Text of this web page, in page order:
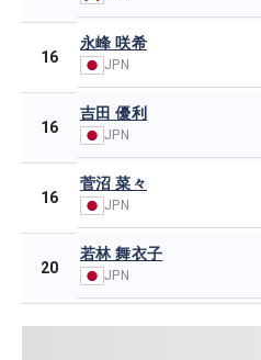
16
永峰 咲希
JPN
16
吉田 優利
JPN
16
菅沼 菜々
JPN
20
若林 舞衣子
JPN